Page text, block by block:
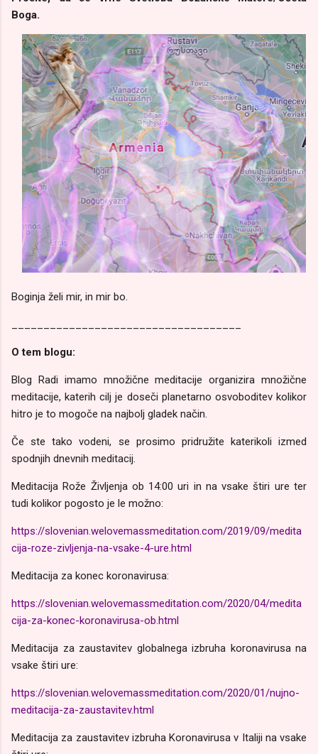
Boga.
Boginja želi mir, in mir bo.
O tem blogu:
Blog Radi imamo množične meditacije organizira množične
meditacije, katerih cilj je doseči planetarno osvoboditev kolikor
hitro je to mogoče na najbolj gladek način.
Če ste tako vodeni, se prosimo pridružite katerikoli izmed
spodnjih dnevnih meditacij.
Meditacija Rože Življenja ob 14:00 uri in na vsake štiri ure ter
tudi kolikor pogosto je le možno:
https://slovenian.welovemassmeditation.com/2019/09/medita
cija-roze-zivljenja-na-vsake-4-ure.html
Meditacija za konec koronavirusa:
https://slovenian.welovemassmeditation.com/2020/04/medita
cija-za-konec-koronavirusa-ob.html
Meditacija za zaustavitev globalnega izbruha koronavirusa na
vsake štiri ure:
https://slovenian.welovemassmeditation.com/2020/01/nujno-
meditacija-za-zaustavitev.html
Meditacija za zaustavitev izbruha Koronavirusa v Italiji na vsake